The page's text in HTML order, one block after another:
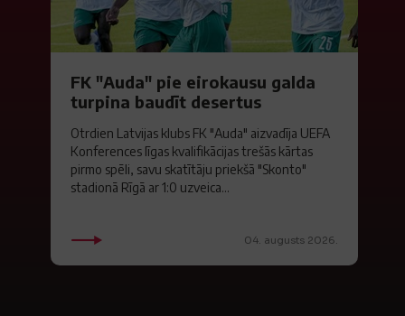
FK "Auda" pie eirokausu galda
turpina baudīt desertus
Otrdien Latvijas klubs FK "Auda" aizvadīja UEFA
Konferences līgas kvalifikācijas trešās kārtas
pirmo spēli, savu skatītāju priekšā "Skonto"
stadionā Rīgā ar 1:0 uzveica...
04. augusts 2026.